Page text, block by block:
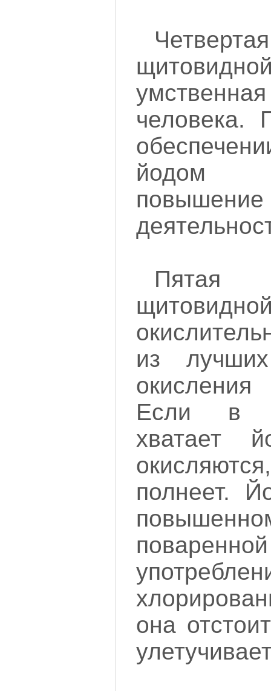
человека.
йодом
из лучших
Если в
хватает
полнеет.
она